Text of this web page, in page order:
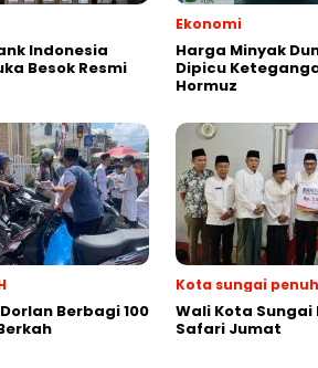
Indonesia
Besok Resmi
Ekonomi
Harga Minyak
Dipicu
Hormuz
Berbagi 100
Kota sungai penuh
Wali Kota Sungai
Safari Jumat